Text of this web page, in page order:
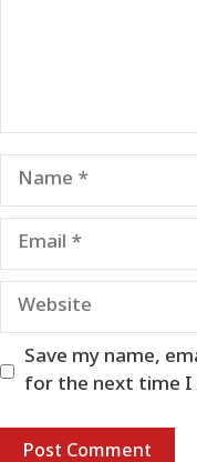
Name
Email
Website
Save my name,
for the next time I